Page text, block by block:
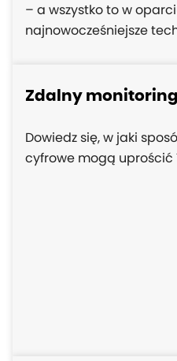
– a wszystko to w
najnowocześniejsze
Zdalny
Dowiedz się, w jaki
cyfrowe mogą uprościć